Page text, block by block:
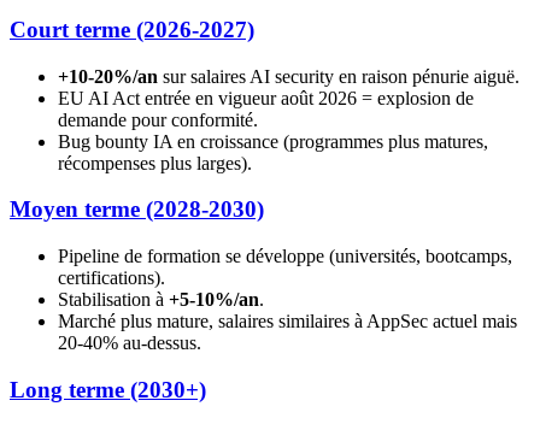
Court terme (2026-2027)
+10-20%/an sur salaires AI security en raison pénurie aiguë.
EU AI Act entrée en vigueur août 2026 = explosion de
demande pour conformité.
Bug bounty IA en croissance (programmes plus matures,
récompenses plus larges).
Moyen terme (2028-2030)
Pipeline de formation se développe (universités, bootcamps,
certifications).
Stabilisation à +5-10%/an.
Marché plus mature, salaires similaires à AppSec actuel mais
20-40% au-dessus.
Long terme (2030+)